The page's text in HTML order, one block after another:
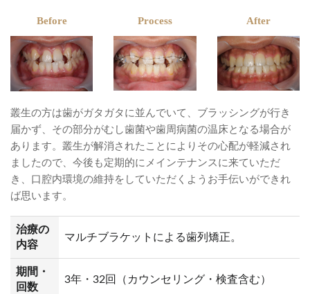
Before Process After
叢生の方は歯がガタガタに並んでいて、ブラッシングが行き
届かず、その部分がむし歯菌や歯周病菌の温床となる場合が
あります。叢生が解消されたことによりその心配が軽減され
ましたので、今後も定期的にメインテナンスに来ていただ
き、口腔内環境の維持をしていただくようお手伝いができれ
ば思います。
治療の
内容
マルチブラケットによる歯列矯正。
期間・
回数
3年・32回（カウンセリング・検査含む）